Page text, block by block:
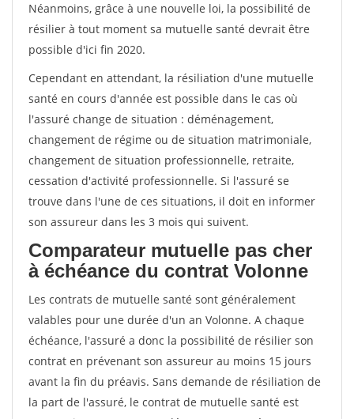
Néanmoins, grâce à une nouvelle loi, la possibilité de
résilier à tout moment sa mutuelle santé devrait être
possible d'ici fin 2020.
Cependant en attendant, la résiliation d'une mutuelle
santé en cours d'année est possible dans le cas où
l'assuré change de situation : déménagement,
changement de régime ou de situation matrimoniale,
changement de situation professionnelle, retraite,
cessation d'activité professionnelle. Si l'assuré se
trouve dans l'une de ces situations, il doit en informer
son assureur dans les 3 mois qui suivent.
Comparateur mutuelle pas cher
à échéance du contrat Volonne
Les contrats de mutuelle santé sont généralement
valables pour une durée d'un an Volonne. A chaque
échéance, l'assuré a donc la possibilité de résilier son
contrat en prévenant son assureur au moins 15 jours
avant la fin du préavis. Sans demande de résiliation de
la part de l'assuré, le contrat de mutuelle santé est